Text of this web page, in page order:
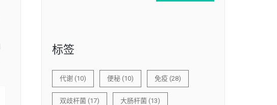
标签
代谢 (10) 便秘 (10) 免疫 (28)
双歧杆菌 (17) 大肠杆菌 (13)